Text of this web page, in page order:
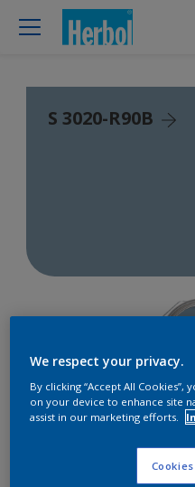
S 3020-R90B
Produkte in
We respect your privacy.
By clicking “Accept All
on your device to enhance site
assist in our marketing efforts.